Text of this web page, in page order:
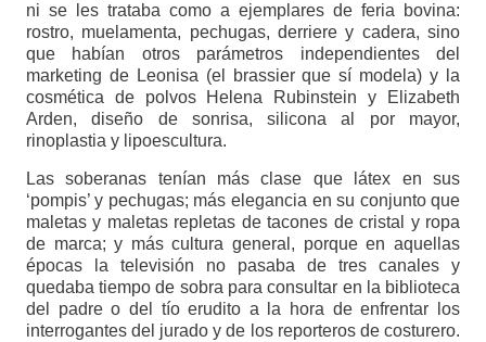
ni se les trataba como a ejemplares de feria bovina:
rostro, muelamenta, pechugas, derriere y cadera, sino
que habían otros parámetros independientes del
marketing de Leonisa (el brassier que sí modela) y la
cosmética de polvos Helena Rubinstein y Elizabeth
Arden, diseño de sonrisa, silicona al por mayor,
rinoplastia y lipoescultura.
Las soberanas tenían más clase que látex en sus
‘pompis’ y pechugas; más elegancia en su conjunto que
maletas y maletas repletas de tacones de cristal y ropa
de marca; y más cultura general, porque en aquellas
épocas la televisión no pasaba de tres canales y
quedaba tiempo de sobra para consultar en la biblioteca
del padre o del tío erudito a la hora de enfrentar los
interrogantes del jurado y de los reporteros de costurero.